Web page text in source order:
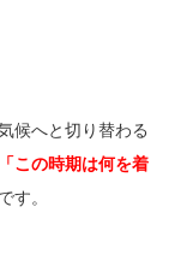
候へと切り替わる
「この時期は何を着
す。